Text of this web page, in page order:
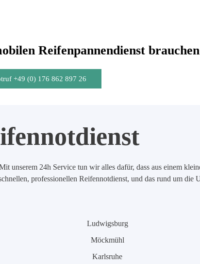
Reifenpannendienst brauchen
+49 (0) 176 862 897 26
unserem 24h Service tun wir alles dafür, dass aus einem
professionellen Reifennotdienst, und das rund um die
Ludwigsburg
Möckmühl
Karlsruhe